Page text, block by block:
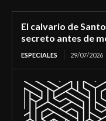
El calvario de
secreto antes de
ESPECIALES 29/07/2026